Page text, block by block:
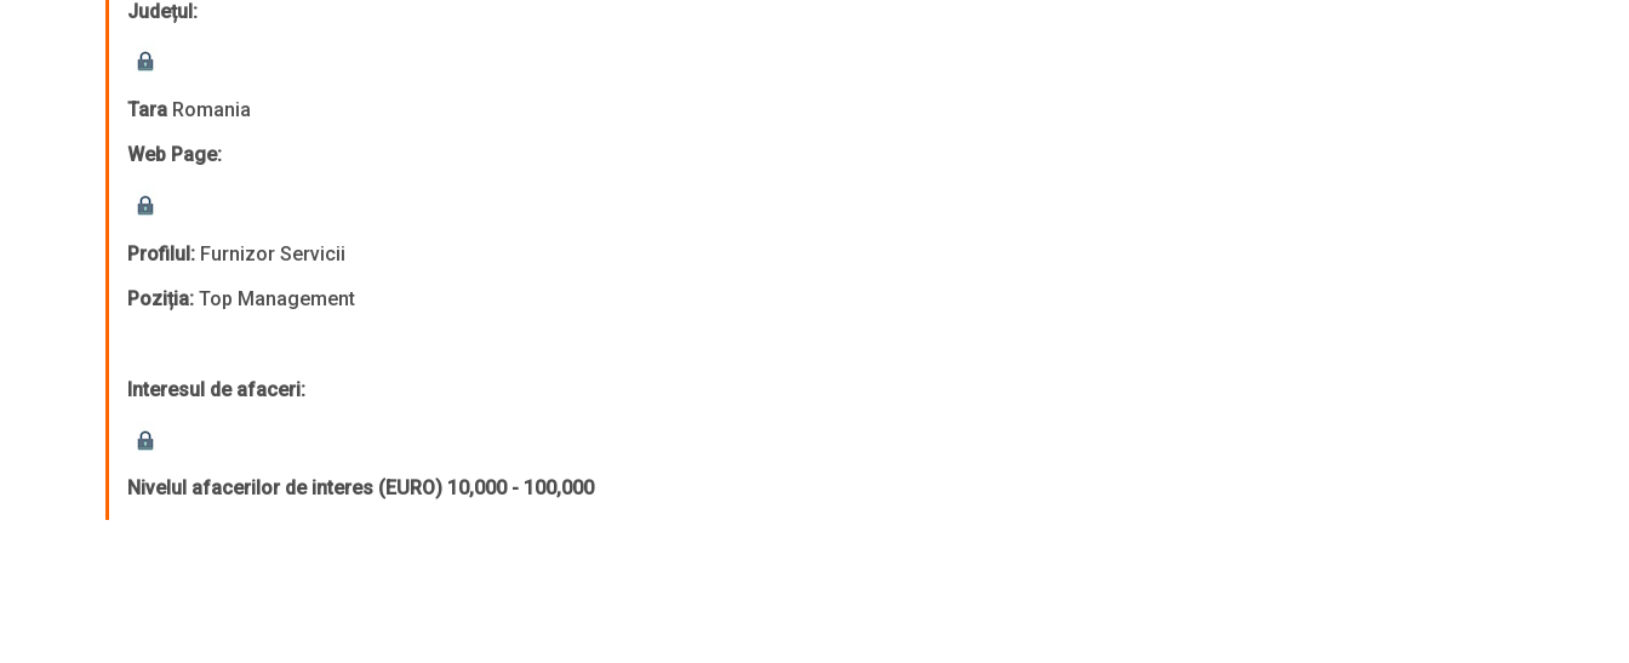
Județul:
Tara Romania
Web Page:
Profilul: Furnizor Servicii
Poziția: Top Management
Interesul de afaceri:
Nivelul afacerilor de interes (EURO) 10,000 - 100,000